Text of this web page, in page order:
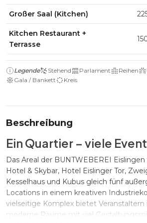
Großer Saal (Kitchen)
Kitchen Restaurant +
Terrasse
Legende Stehend Parlament Reihen
Gala / Bankett
Kreis
Beschreibung
Ein Quartier – viele
Das Areal der BUNTWEBEREI
Hotel & Skybar, Hotel Eislinger Tor,
Kesselhaus und Kubus gleich fünf
Locations in einem kreativen
vielseitige Komplex bietet Veranstaltern
moderne Räume mit viel